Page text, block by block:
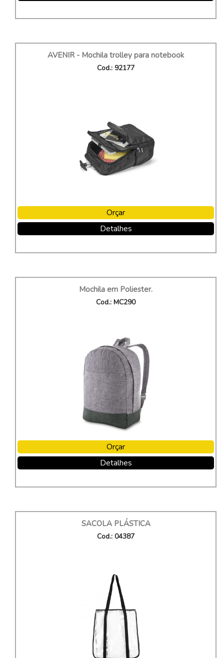
AVENIR - Mochila trolley para notebook
Cod.: 92177
Orçar
Detalhes
Mochila em Poliester.
Cod.: MC290
Orçar
Detalhes
SACOLA PLÁSTICA
Cod.: 04387